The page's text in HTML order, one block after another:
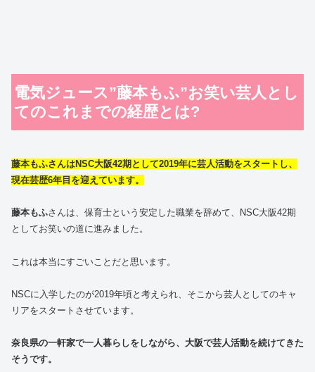
電気ジュース”藤本もふ”お笑い芸人とし
てのこれまでの経歴とは?
藤本もふさんはNSC大阪42期として2019年に芸人活動をスタートし、
現在芸歴6年目を迎えています。
藤本もふさんは、保育士という安定した職業を辞めて、NSC大阪42期
としてお笑いの道に進みました。
これは本当にすごいことだと思います。
NSCに入学したのが2019年頃と考えられ、そこから芸人としてのキャ
リアをスタートさせています。
奈良県の一軒家で一人暮らしをしながら、大阪で芸人活動を続けてきた
そうです。